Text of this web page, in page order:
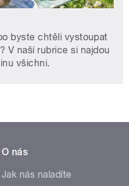
byste chtěli vystoupat
V naší rubrice si najdou
všichni.
O nás
Jak nás naladíte